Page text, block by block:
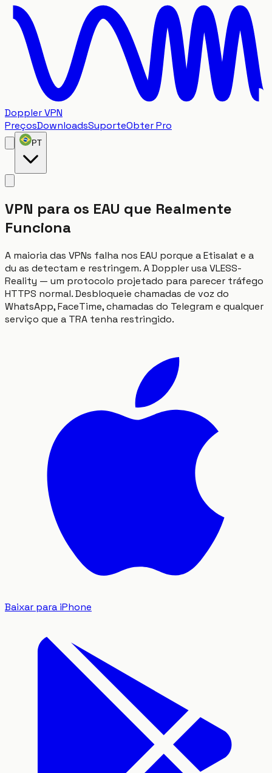
Doppler VPN
PreçosDownloadsSuporteObter Pro
PT
VPN para os EAU que Realmente
Funciona
A maioria das VPNs falha nos EAU porque a Etisalat e a
du as detectam e restringem. A Doppler usa VLESS-
Reality — um protocolo projetado para parecer tráfego
HTTPS normal. Desbloqueie chamadas de voz do
WhatsApp, FaceTime, chamadas do Telegram e qualquer
serviço que a TRA tenha restringido.
Baixar para iPhone